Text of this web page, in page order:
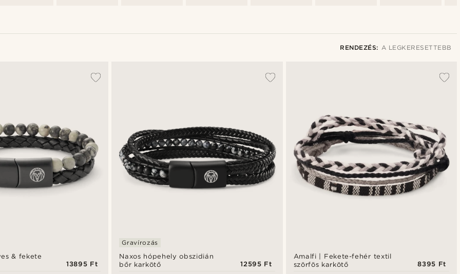
RENDEZÉS: A LEGKERESETTEBB
Legmagasabb ár
& fekete
13895 Ft
Naxos hópehely obszidián
bőr karkötő
Gravírozás
12595 Ft
Amalfi | Fekete-fehér textil
szörfös karkötő
8395 Ft